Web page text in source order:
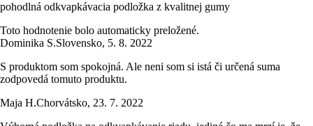
pohodlná odkvapkávacia podložka z kvalitnej gumy
Toto hodnotenie bolo automaticky preložené.
Dominika S.Slovensko, 5. 8. 2022
S produktom som spokojná. Ale neni som si istá či určená suma
zodpovedá tomuto produktu.
Maja H.Chorvátsko, 23. 7. 2022